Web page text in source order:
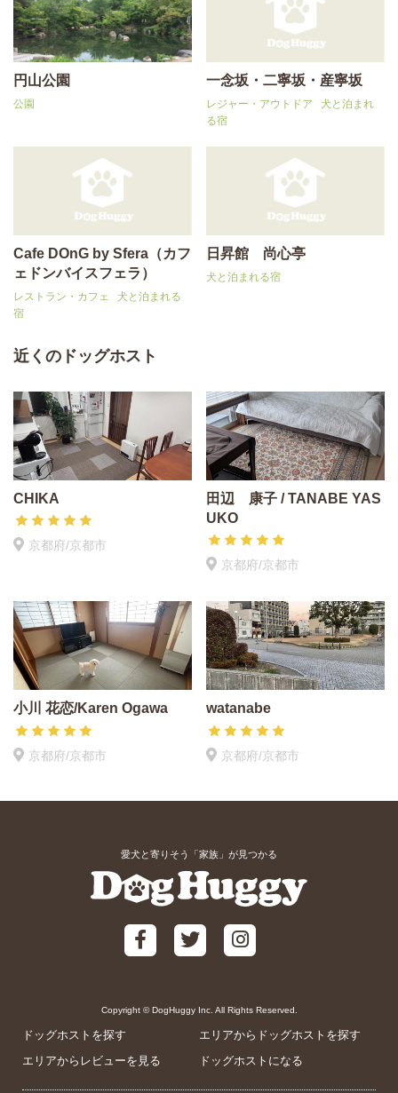
円山公園
公園
一念坂・二寧坂・産寧坂
レジャー・アウトドア
犬と泊まれ
る宿
Cafe DOnG by Sfera（カフ
ェドンバイスフェラ）
レストラン・カフェ
犬と泊まれる
宿
日昇館 尚心亭
犬と泊まれる宿
近くのドッグホスト
CHIKA
京都府/京都市
田辺 康子 / TANABE YAS
UKO
京都府/京都市
小川 花恋/Karen Ogawa
京都府/京都市
watanabe
京都府/京都市
愛犬と寄りそう「家族」が見つかる
Copyright © DogHuggy Inc. All Rights Reserved.
ドッグホストを探す
エリアからドッグホストを探す
エリアからレビューを見る
ドッグホストになる